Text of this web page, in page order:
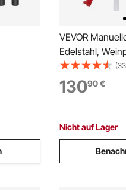
150
VEVOR
Edelstahl,
für Äpfel,
Gemüse,
Filterbeuteln,
13090€
Nicht auf Lager